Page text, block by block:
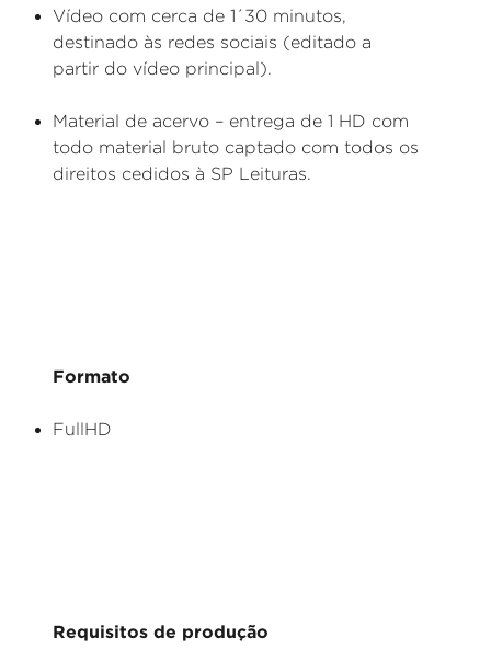
Vídeo com cerca de 1´30 minutos,
destinado às redes sociais (editado a
partir do vídeo principal).
Material de acervo – entrega de 1 HD com
todo material bruto captado com todos os
direitos cedidos à SP Leituras.
Formato
FullHD
Requisitos de produção